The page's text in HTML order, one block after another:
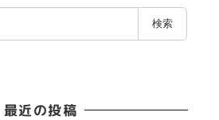
検索
最近の投稿